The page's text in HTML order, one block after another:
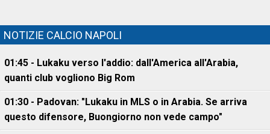
NOTIZIE CALCIO NAPOLI
01:45 - Lukaku verso l'addio: dall'America all'Arabia,
quanti club vogliono Big Rom
01:30 - Padovan: "Lukaku in MLS o in Arabia. Se arriva
questo difensore, Buongiorno non vede campo"